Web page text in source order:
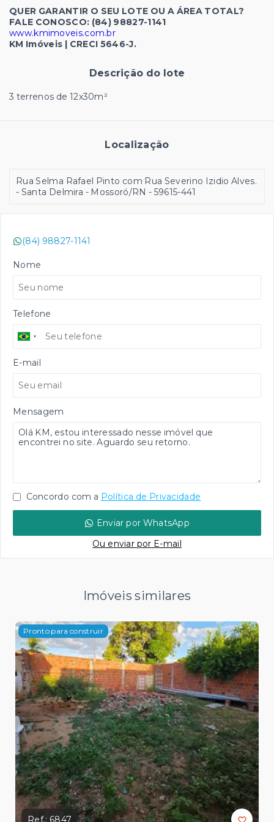
QUER GARANTIR O SEU LOTE OU A ÁREA TOTAL?
FALE CONOSCO: (84) 98827-1141
www.kmimoveis.com.br
KM Imóveis | CRECI 5646-J.
Descrição do lote
3 terrenos de 12x30m²
Localização
Rua Selma Rafael Pinto com Rua Severino Izidio Alves.
- Santa Delmira - Mossoró/RN - 59615-441
(84) 98827-1141
Nome
Telefone
E-mail
Mensagem
Concordo com a Política de Privacidade
Enviar por WhatsApp
Ou enviar por E-mail
Imóveis similares
Pronto para construir
Ref.: 6847